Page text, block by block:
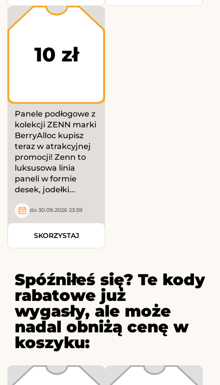
10 zł
Panele podłogowe z
kolekcji ZENN marki
BerryAlloc kupisz
teraz w atrakcyjnej
promocji! Zenn to
luksusowa linia
paneli w formie
desek, jodełki...
do 30.09.2026 23:59
SKORZYSTAJ
Spóźniłeś się? Te kody
rabatowe już
wygasły, ale może
nadal obniżą cenę w
koszyku: